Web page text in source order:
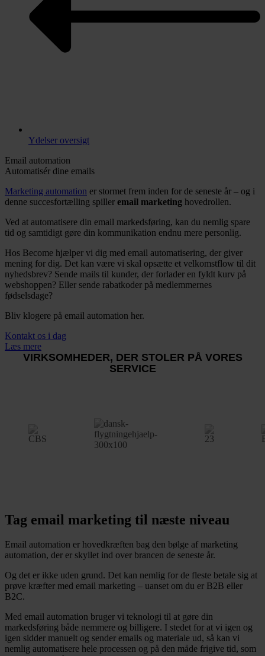
Ydelser oversigt
Email automation
Automatisér dine emails
Marketing automation er stormet frem inden for de seneste år – og i
denne succesfortælling spiller email marketing hovedrollen.
Ved at automatisere din email markedsføring, kan du nemlig spare
tid og samtidigt gøre din kommunikation endnu mere personlig.
Hos Become hjælper vi dig med email automatisering, der giver
mening for dig. Det kan være vi skal opsætte et velkomstflow til dit
nyhedsbrev? Sende mails til kunder, der forlader en fyldt kurv på
webshoppen? Eller sende rabatkoder på medlemmernes
fødselsdage?
Bliv klogere på email automation her.
Kontakt os i dag
Læs mere
VIRKSOMHEDER, DER STOLER PÅ VORES
SERVICE
Tag email marketing til næste niveau
Email automation er hovedkræften bag den bølge af marketing
automation, der er skyllet ind over brancen de seneste år.
Og det er ikke uden grund. Det kan nemlig for de fleste betale sig at
prøve kræfter med email marketing – uanset om du er B2B eller
B2C.
Med email automation bruger vi teknologi til at gøre din
markedsføring både nemmere og billigere. I stedet for at vi igen og
igen sidder manuelt og sender emails og materiale ud, så kan vi
nemlig automatisere hele processen og på den måde frigive tid, som